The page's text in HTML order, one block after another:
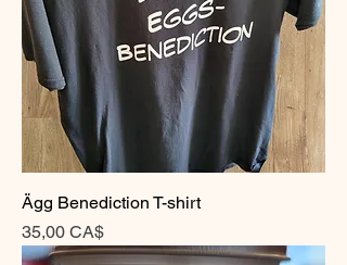
Ägg Benediction T-shirt
Pris
35,00 CA$